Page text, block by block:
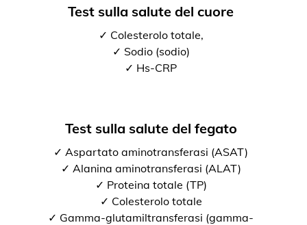
Test sulla salute del cuore
✓ Colesterolo totale,
✓ Sodio (sodio)
✓ Hs-CRP
Test sulla salute del fegato
✓ Aspartato aminotransferasi (ASAT)
✓ Alanina aminotransferasi (ALAT)
✓ Proteina totale (TP)
✓ Colesterolo totale
✓ Gamma-glutamiltransferasi (gamma-